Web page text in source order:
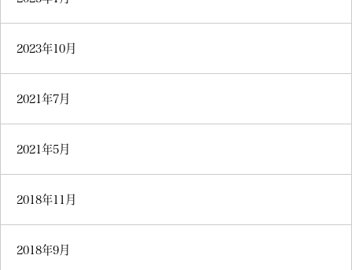
2023年10月
2021年7月
2021年5月
2018年11月
2018年9月